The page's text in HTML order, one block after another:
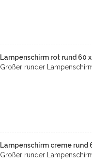
Lampenschirm rot rund 60
Großer runder
Lampenschirm creme rund
Großer runder